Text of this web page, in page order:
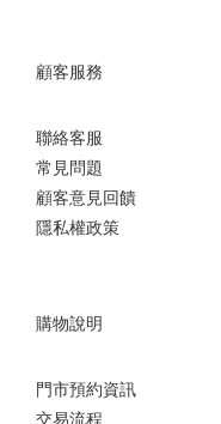
顧客服務
聯絡客服
常見問題
顧客意見回饋
隱私權政策
購物說明
門市預約資訊
交易流程